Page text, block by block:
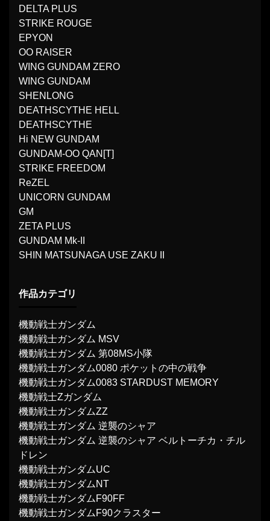
DELTA PLUS
STRIKE ROUGE
EPYON
OO RAISER
WING GUNDAM ZERO
WING GUNDAM
SHENLONG
DEATHSCYTHE HELL
DEATHSCYTHE
Hi NEW GUNDAM
GUNDAM-OO QAN[T]
STRIKE FREEDOM
ReZEL
UNICORN GUNDAM
GM
ZETA PLUS
GUNDAM Mk-II
SHIN MATSUNAGA USE ZAKU II
作品カテゴリ
機動戦士ガンダム
機動戦士ガンダム MSV
機動戦士ガンダム 第08MS小隊
機動戦士ガンダム0080 ポケットの中の戦争
機動戦士ガンダム0083 STARDUST MEMORY
機動戦士Ζガンダム
機動戦士ガンダムΖΖ
機動戦士ガンダム 逆襲のシャア
機動戦士ガンダム 逆襲のシャア ベルトーチカ・チル
ドレン
機動戦士ガンダムUC
機動戦士ガンダムNT
機動戦士ガンダムF90FF
機動戦士ガンダムF90クラスター